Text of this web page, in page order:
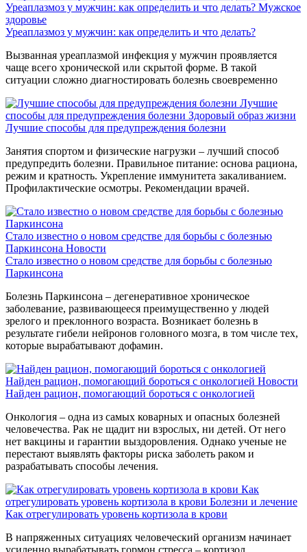
Уреаплазмоз у мужчин: как определить и что делать? Мужское
здоровье
Уреаплазмоз у мужчин: как определить и что делать?
Вызванная уреаплазмой инфекция у мужчин проявляется
чаще всего хронической или скрытой форме. В такой
ситуации сложно диагностировать болезнь своевременно
Лучшие
способы для предупреждения болезни Здоровый образ жизни
Лучшие способы для предупреждения болезни
Занятия спортом и физические нагрузки – лучший способ
предупредить болезни. Правильное питание: основа рациона,
режим и кратность. Укрепление иммунитета закаливанием.
Профилактические осмотры. Рекомендации врачей.
Стало известно о новом средстве для борьбы с болезнью
Паркинсона Новости
Стало известно о новом средстве для борьбы с болезнью
Паркинсона
Болезнь Паркинсона – дегенеративное хроническое
заболевание, развивающееся преимущественно у людей
зрелого и преклонного возраста. Возникает болезнь в
результате гибели нейронов головного мозга, в том числе тех,
которые вырабатывают дофамин.
Найден рацион, помогающий бороться с онкологией Новости
Найден рацион, помогающий бороться с онкологией
Онкология – одна из самых коварных и опасных болезней
человечества. Рак не щадит ни взрослых, ни детей. От него
нет вакцины и гарантии выздоровления. Однако ученые не
перестают выявлять факторы риска заболеть раком и
разрабатывать способы лечения.
Как
отрегулировать уровень кортизола в крови Болезни и лечение
Как отрегулировать уровень кортизола в крови
В напряженных ситуациях человеческий организм начинает
усиленно вырабатывать гормон стресса – кортизол.